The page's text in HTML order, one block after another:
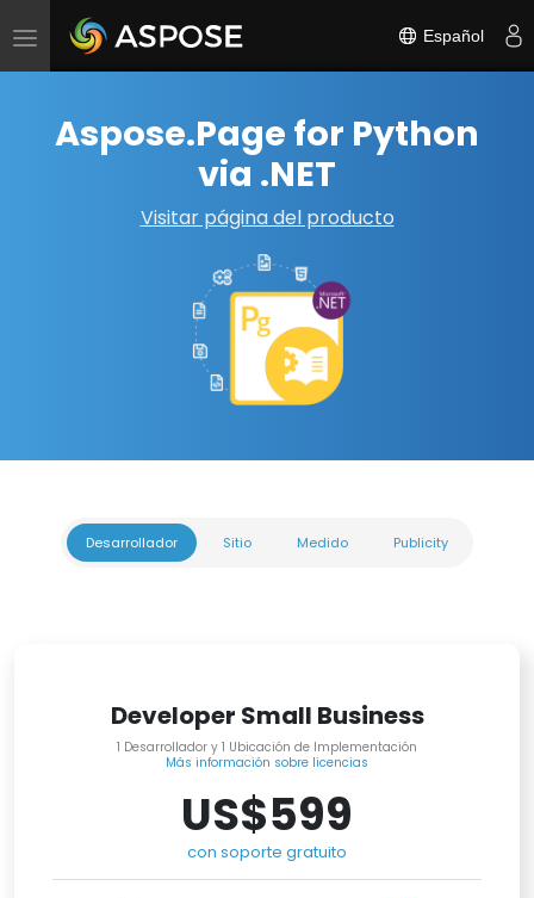
Alternar
Español
Aspose.Page for Python
via .NET
Visitar página del producto
Desarrollador Sitio Medido Publicity
Developer Small Business
1 Desarrollador y 1 Ubicación de Implementación
Más información sobre licencias
US$599
con soporte gratuito